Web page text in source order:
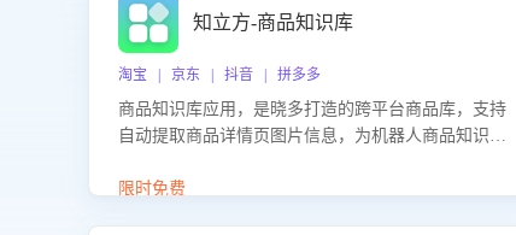
知立方-商品知识库
淘宝 | 京东 | 抖音 | 拼多多
商品知识库应用，是晓多打造的跨平台商品库，支持
自动提取商品详情页图片信息，为机器人商品知识问
商品知识。
限时免费